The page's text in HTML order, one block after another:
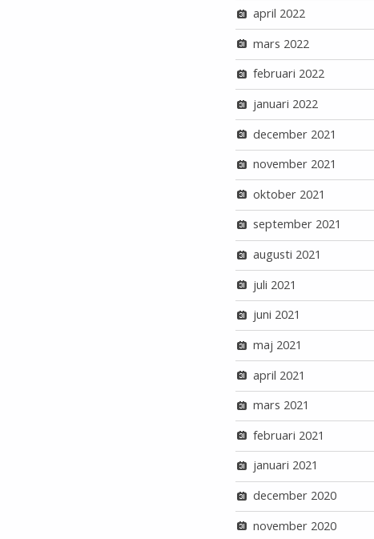
april 2022
mars 2022
februari 2022
januari 2022
december 2021
november 2021
oktober 2021
september 2021
augusti 2021
juli 2021
juni 2021
maj 2021
april 2021
mars 2021
februari 2021
januari 2021
december 2020
november 2020